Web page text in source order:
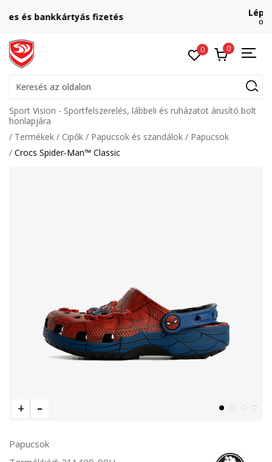
Lépj velünk kapcsolatba
online@sport-vision.hu
0 0
Keresés az oldalon
Sport Vision - Sportfelszerelés, lábbeli és ruházatot árusító bolt
honlapjára
Termékek
Cipők Papucsok és szandálok
Papucsok
Crocs Spider-Man™ Classic
Papucsok